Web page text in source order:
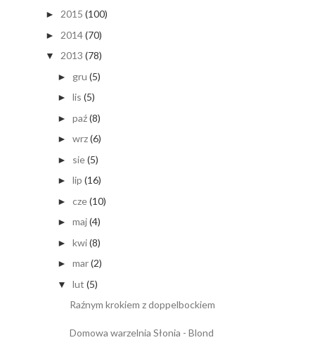
► 2015 (100)
► 2014(70)
▼ 2013 (78)
► gru (5)
► lis (5)
► paź(8)
► wrz(6)
► sie(5)
► lip (16)
► cze(10)
► maj(4)
► kwi(8)
► mar(2)
▼ lut (5)
Raźnym krokiem z doppelbockiem
Domowa warzelnia Słonia - Blond